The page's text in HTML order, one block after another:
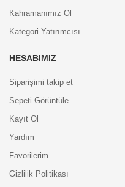
Kahramanımız Ol
Kategori Yatırımcısı
HESABIMIZ
Siparişimi takip et
Sepeti Görüntüle
Kayıt Ol
Yardım
Favorilerim
Gizlilik Politikası